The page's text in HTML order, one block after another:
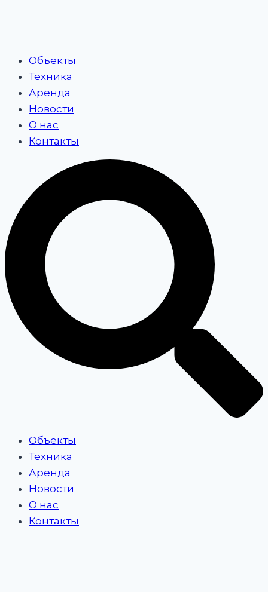
Объекты
Техника
Аренда
Новости
О нас
Контакты
Объекты
Техника
Аренда
Новости
О нас
Контакты